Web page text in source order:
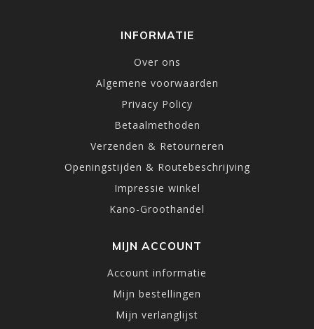
INFORMATIE
Over ons
Algemene voorwaarden
Privacy Policy
Betaalmethoden
Verzenden & Retourneren
Openingstijden & Routebeschrijving
Impressie winkel
Kano-Groothandel
MIJN ACCOUNT
Account informatie
Mijn bestellingen
Mijn verlanglijst